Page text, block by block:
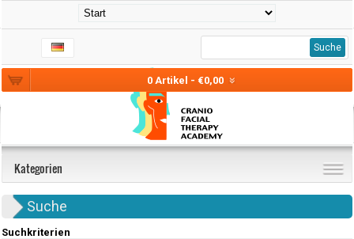
0 Artikel - €0,00
Suche
Kategorien
Suche
Suchkriterien